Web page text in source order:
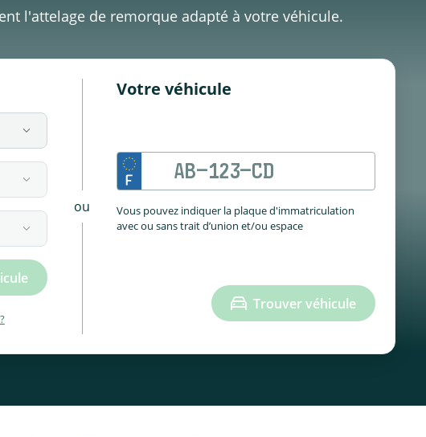
l'attelage de remorque adapté à votre véhicule.
ou
Votre véhicule
Vous pouvez indiquer la plaque d'immatriculation
avec ou sans trait d’union et/ou espace
Trouver véhicule